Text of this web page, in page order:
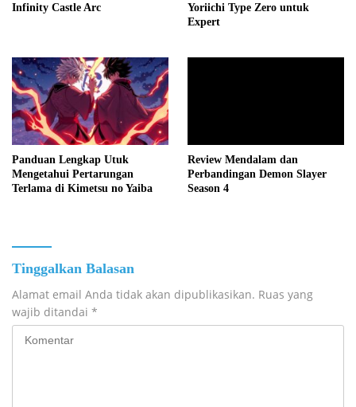
Infinity Castle Arc
Yoriichi Type Zero untuk
Expert
Panduan Lengkap Utuk
Mengetahui Pertarungan
Terlama di Kimetsu no Yaiba
Review Mendalam dan
Perbandingan Demon Slayer
Season 4
Tinggalkan Balasan
Alamat email Anda tidak akan dipublikasikan. Ruas yang
wajib ditandai *